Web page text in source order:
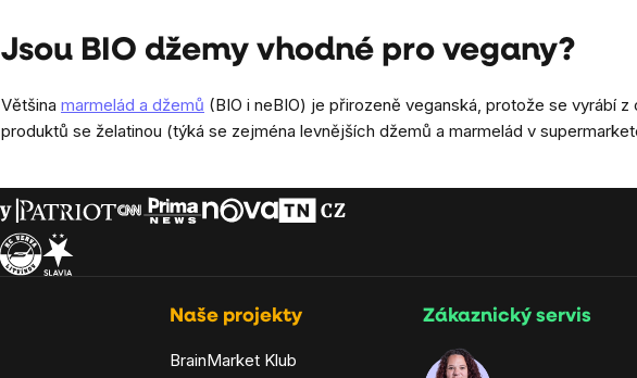
Jsou BIO džemy vhodné pro vegany?
Většina marmelád a džemů (BIO i neBIO) je přirozeně veganská, protože se vyrábí
produktů se želatinou (týká se zejména levnějších džemů a marmelád v
Naše projekty
BrainMarket Klub
Zákaznický servis